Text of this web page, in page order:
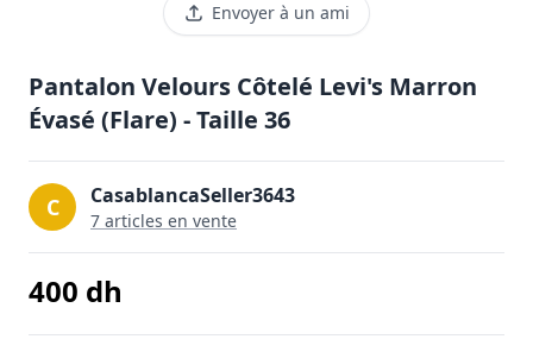
Envoyer à un ami
Pantalon Velours Côtelé Levi's Marron
Évasé (Flare) - Taille 36
C CasablancaSeller3643
7 articles en vente
400 dh